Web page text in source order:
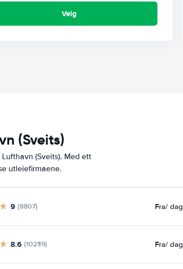
Velg
(Sveits)
(Sveits). Med ett
utleiefirmaene.
9 (8807) Fra/ dag
8.6 (10239) Fra/ dag